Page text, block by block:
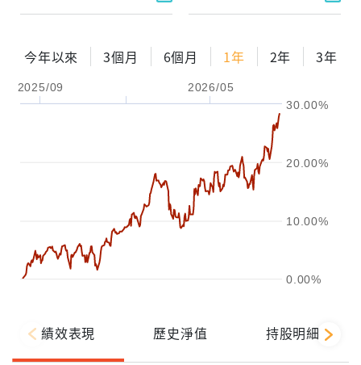
今年以來 3個月 6個月 1年 2年 3年
2025/09 2026/05
0.00%
10.00%
20.00%
30.00%
配息金額
績效表現 歷史淨值 持股明細